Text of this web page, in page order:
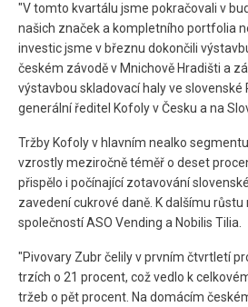
"V tomto kvartálu jsme pokračovali v
našich značek a kompletního portfolia
investic jsme v březnu dokončili
českém závodě v Mnichově Hradišti a
výstavbou skladovací haly ve slovenské
generální ředitel Kofoly v Česku a na
Tržby Kofoly v hlavním nealko
vzrostly meziročně téměř o deset
přispělo i počínající zotavování
zavedení cukrové daně. K dalšímu
společností ASO Vending a Nobilis Tilia.
"Pivovary Zubr čelily v prvním čtvrtletí
trzích o 21 procent, což vedlo k
tržeb o pět procent. Na domácím